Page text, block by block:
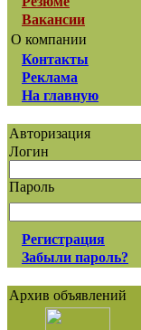
Вакансии
О компании
Контакты
Реклама
На главную
Авторизация
Логин
Пароль
Регистрация
Забыли пароль?
Архив объявлений